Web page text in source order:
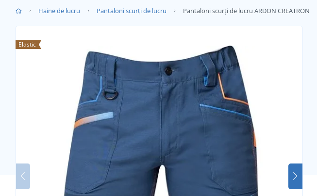
Haine de lucru Pantaloni scurți de lucru Pantaloni scurți de lucru ARDON CREATRON
Elastic